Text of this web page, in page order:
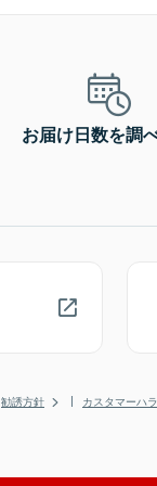
お届け日数を調
勧誘方針 カスタマーハ